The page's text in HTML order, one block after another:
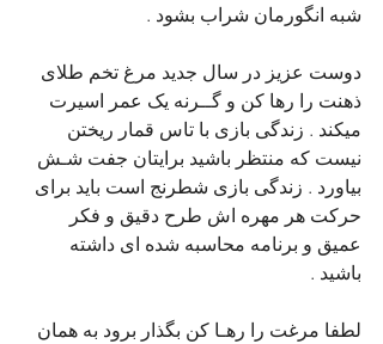
شبه انگورمان شراب بشود .
دوست عزیز در سال جدید مرغ تخم طلای
ذهنت را رها کن و گــرنه یک عمر اسیرت
میکند . زندگی بازی با تاس قمار ریختن
نیست که منتظر باشید برایتان جفت شـش
بیاورد . زندگی بازی شطرنج است باید برای
حرکت هر مهره اش طرح دقیق و فکر
عمیق و برنامه محاسبه شده ای داشته
باشید .
لطفا مرغت را رهـا کن بگذار برود به همان